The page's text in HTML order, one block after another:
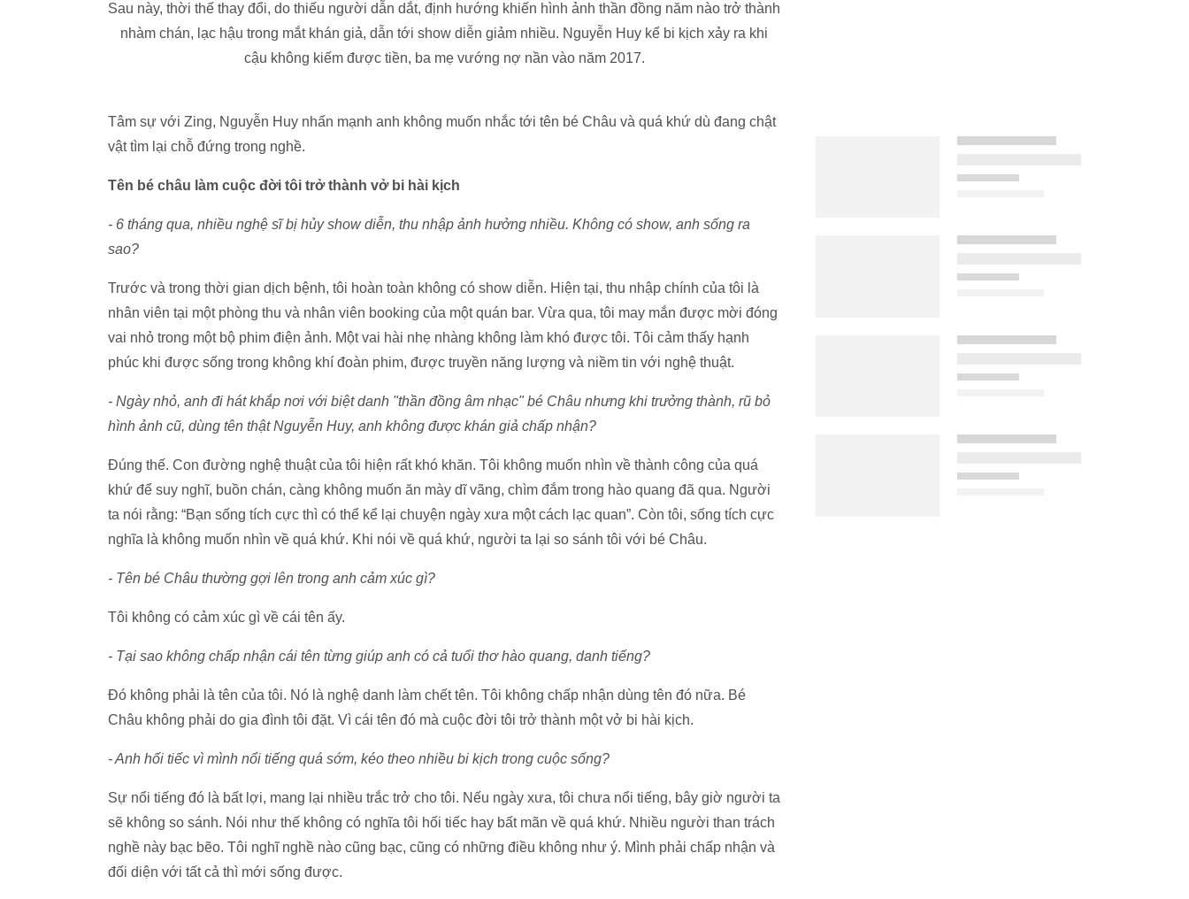
Sau này, thời thế thay đổi, do thiếu người dẫn dắt, định hướng khiến hình ảnh thần đồng năm nào trở thành
nhàm chán, lạc hậu trong mắt khán giả, dẫn tới show diễn giảm nhiều. Nguyễn Huy kể bi kịch xảy ra khi
cậu không kiếm được tiền, ba mẹ vướng nợ nần vào năm 2017.
Tâm sự với Zing, Nguyễn Huy nhấn mạnh anh không muốn nhắc tới tên bé Châu và quá khứ dù đang chật
vật tìm lại chỗ đứng trong nghề.
Tên bé châu làm cuộc đời tôi trở thành vở bi hài kịch
- 6 tháng qua, nhiều nghệ sĩ bị hủy show diễn, thu nhập ảnh hưởng nhiều. Không có show, anh sống ra
sao?
Trước và trong thời gian dịch bệnh, tôi hoàn toàn không có show diễn. Hiện tại, thu nhập chính của tôi là
nhân viên tại một phòng thu và nhân viên booking của một quán bar. Vừa qua, tôi may mắn được mời đóng
vai nhỏ trong một bộ phim điện ảnh. Một vai hài nhẹ nhàng không làm khó được tôi. Tôi cảm thấy hạnh
phúc khi được sống trong không khí đoàn phim, được truyền năng lượng và niềm tin với nghệ thuật.
- Ngày nhỏ, anh đi hát khắp nơi với biệt danh "thần đồng âm nhạc" bé Châu nhưng khi trưởng thành, rũ bỏ
hình ảnh cũ, dùng tên thật Nguyễn Huy, anh không được khán giả chấp nhận?
Đúng thế. Con đường nghệ thuật của tôi hiện rất khó khăn. Tôi không muốn nhìn về thành công của quá
khứ để suy nghĩ, buồn chán, càng không muốn ăn mày dĩ vãng, chìm đắm trong hào quang đã qua. Người
ta nói rằng: “Bạn sống tích cực thì có thể kể lại chuyện ngày xưa một cách lạc quan”. Còn tôi, sống tích cực
nghĩa là không muốn nhìn về quá khứ. Khi nói về quá khứ, người ta lại so sánh tôi với bé Châu.
- Tên bé Châu thường gợi lên trong anh cảm xúc gì?
Tôi không có cảm xúc gì về cái tên ấy.
- Tại sao không chấp nhận cái tên từng giúp anh có cả tuổi thơ hào quang, danh tiếng?
Đó không phải là tên của tôi. Nó là nghệ danh làm chết tên. Tôi không chấp nhận dùng tên đó nữa. Bé
Châu không phải do gia đình tôi đặt. Vì cái tên đó mà cuộc đời tôi trở thành một vở bi hài kịch.
- Anh hối tiếc vì mình nổi tiếng quá sớm, kéo theo nhiều bi kịch trong cuộc sống?
Sự nổi tiếng đó là bất lợi, mang lại nhiều trắc trở cho tôi. Nếu ngày xưa, tôi chưa nổi tiếng, bây giờ người ta
sẽ không so sánh. Nói như thế không có nghĩa tôi hối tiếc hay bất mãn về quá khứ. Nhiều người than trách
nghề này bạc bẽo. Tôi nghĩ nghề nào cũng bạc, cũng có những điều không như ý. Mình phải chấp nhận và
đối diện với tất cả thì mới sống được.